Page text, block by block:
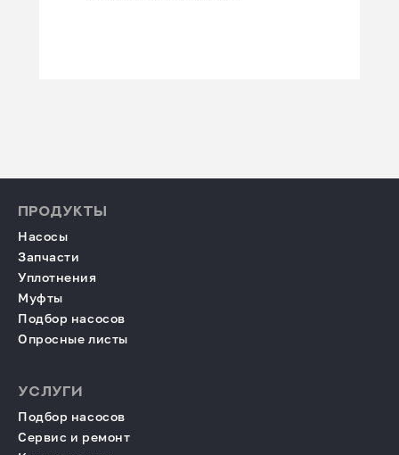
ПРОДУКТЫ
Насосы
Запчасти
Уплотнения
Муфты
Подбор насосов
Опросные листы
УСЛУГИ
Подбор насосов
Сервис и ремонт